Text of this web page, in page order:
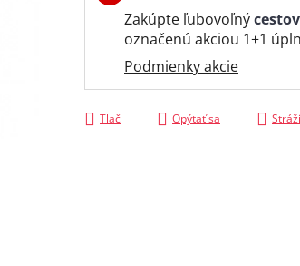
Zakúpte ľubovoľný
označenú akciou 1+1
Podmienky akcie
Tlač Opýtať sa